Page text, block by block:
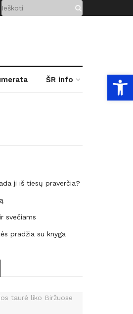
ŠR info
ji iš tiesų praverčia?
svečiams
pradžia su knyga